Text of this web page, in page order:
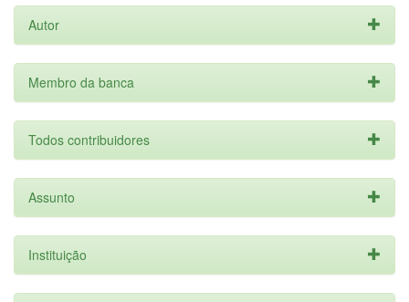
Autor
Membro da banca
Todos contribuidores
Assunto
Instituição